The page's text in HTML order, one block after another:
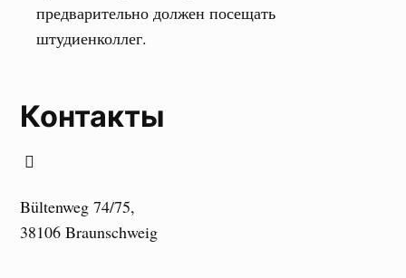
предварительно должен посещать
штудиенколлег.
Контакты
Bültenweg 74/75,
38106 Braunschweig